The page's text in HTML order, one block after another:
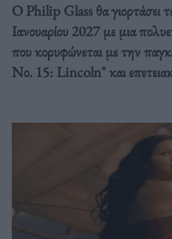
Ο Philip Glass θα γιορτάσει
Ιανουαρίου 2027 με μια
που κορυφώνεται με την
Νο. 15: Lincoln" και